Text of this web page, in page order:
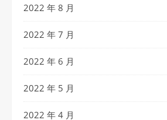
2022 年 8 月
2022 年 7 月
2022 年 6 月
2022 年 5 月
2022 年 4 月